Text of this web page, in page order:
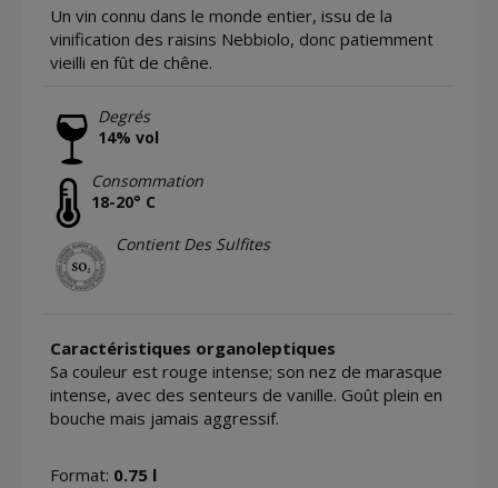
Un vin connu dans le monde entier, issu de la
vinification des raisins Nebbiolo, donc patiemment
vieilli en fût de chêne.
Degrés
14% vol
Consommation
18-20° C
Contient Des Sulfites
Caractéristiques organoleptiques
Sa couleur est rouge intense; son nez de marasque
intense, avec des senteurs de vanille. Goût plein en
bouche mais jamais aggressif.
Format: 0.75 l